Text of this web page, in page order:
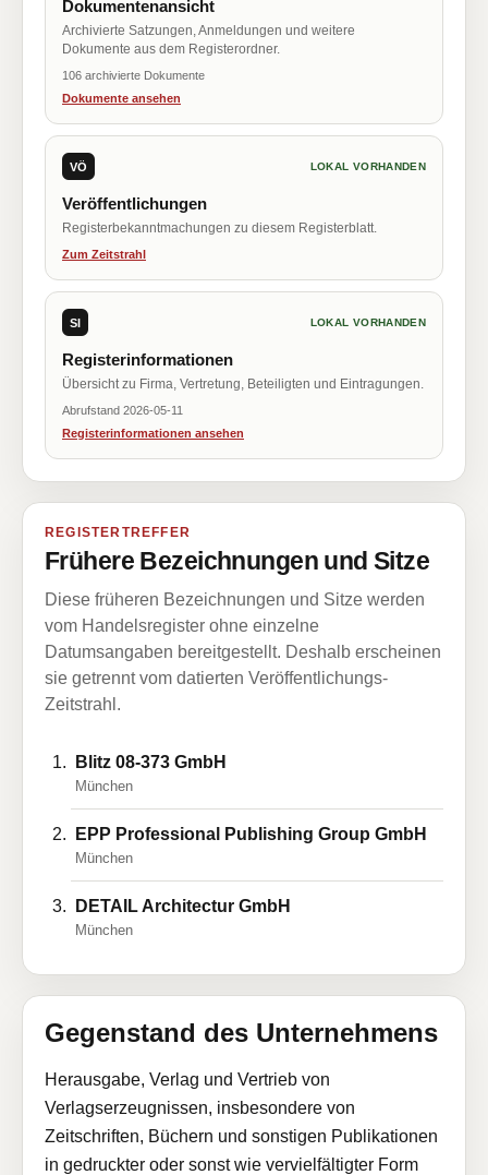
Dokumentenansicht
Archivierte Satzungen, Anmeldungen und weitere
Dokumente aus dem Registerordner.
106 archivierte Dokumente
Dokumente ansehen
VÖ LOKAL VORHANDEN
Veröffentlichungen
Registerbekanntmachungen zu diesem Registerblatt.
Zum Zeitstrahl
SI LOKAL VORHANDEN
Registerinformationen
Übersicht zu Firma, Vertretung, Beteiligten und Eintragungen.
Abrufstand 2026-05-11
Registerinformationen ansehen
REGISTERTREFFER
Frühere Bezeichnungen und Sitze
Diese früheren Bezeichnungen und Sitze werden
vom Handelsregister ohne einzelne
Datumsangaben bereitgestellt. Deshalb erscheinen
sie getrennt vom datierten Veröffentlichungs-
Zeitstrahl.
Blitz 08-373 GmbH
München
EPP Professional Publishing Group GmbH
München
DETAIL Architectur GmbH
München
Gegenstand des Unternehmens
Herausgabe, Verlag und Vertrieb von
Verlagserzeugnissen, insbesondere von
Zeitschriften, Büchern und sonstigen Publikationen
in gedruckter oder sonst wie vervielfältigter Form